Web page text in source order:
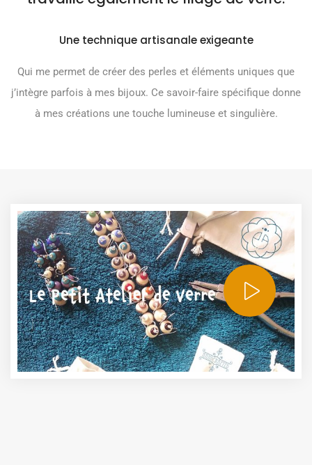
Une technique artisanale exigeante
Qui me permet de créer des perles et éléments uniques que
j’intègre parfois à mes bijoux. Ce savoir-faire spécifique donne
à mes créations une touche lumineuse et singulière.